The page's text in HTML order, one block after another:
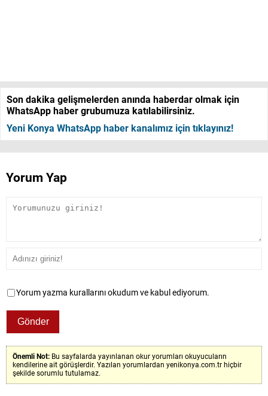
Son dakika gelişmelerden anında haberdar olmak için
WhatsApp haber grubumuza katılabilirsiniz.
Yeni Konya WhatsApp haber kanalımız için tıklayınız!
Yorum Yap
Yorum yazma kurallarını okudum ve kabul ediyorum.
Önemli Not: Bu sayfalarda yayınlanan okur yorumları okuyucuların
kendilerine ait görüşlerdir. Yazılan yorumlardan yenikonya.com.tr hiçbir
şekilde sorumlu tutulamaz.